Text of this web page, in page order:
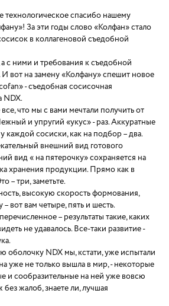
технологическое спасибо нашему
За эти годы слово «Колфан» стало
в коллагеновой съедобной
с ними и требования к съедобной
вот на замену «Колфану» спешит новое
- съедобная сосисочная
NDX.
что мы с вами мечтали получить от
и упругий «укус» - раз. Аккуратные
каждой сосиски, как на подбор – два.
внешний вид готового
вид « на пятерочку» сохраняется на
хранения продукции. Прямо как в
– три, заметьте.
высокую скорость формования,
вот вам четыре, пять и шесть.
– результаты такие, каких
не удавалось. Все-таки развитие -
оболочку NDX мы, кстати, уже испытали
уже не только вышла в мир, - некоторые
и сообразительные на ней уже вовсю
жалоб, знаете ли, лучшая